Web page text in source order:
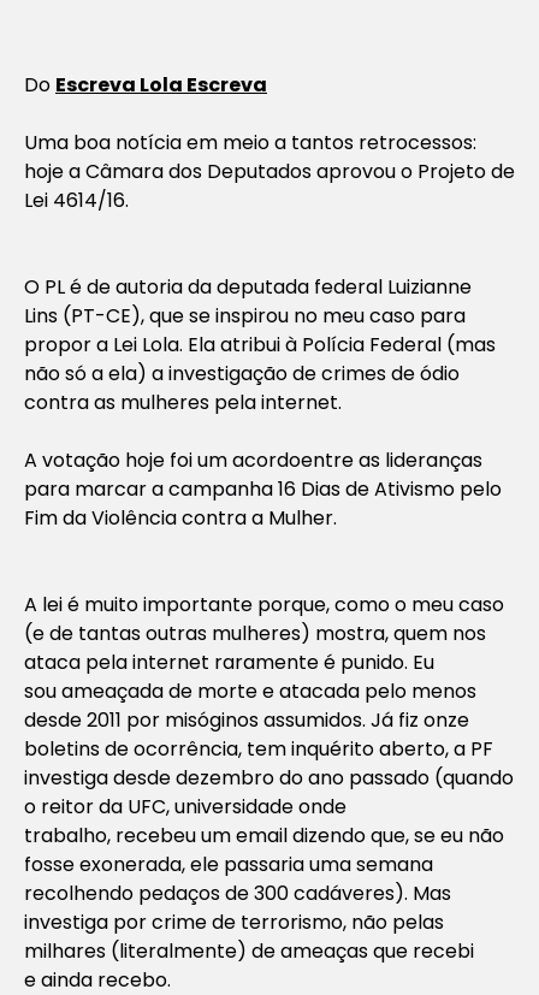
Do Escreva Lola Escreva
Uma boa notícia em meio a tantos retrocessos:
hoje a Câmara dos Deputados aprovou o Projeto de
Lei 4614/16.
O PL é de autoria da deputada federal Luizianne
Lins (PT-CE), que se inspirou no meu caso para
propor a Lei Lola. Ela atribui à Polícia Federal (mas
não só a ela) a investigação de crimes de ódio
contra as mulheres pela internet.
A votação hoje foi um acordoentre as lideranças
para marcar a campanha 16 Dias de Ativismo pelo
Fim da Violência contra a Mulher.
A lei é muito importante porque, como o meu caso
(e de tantas outras mulheres) mostra, quem nos
ataca pela internet raramente é punido. Eu
sou ameaçada de morte e atacada pelo menos
desde 2011 por misóginos assumidos. Já fiz onze
boletins de ocorrência, tem inquérito aberto, a PF
investiga desde dezembro do ano passado (quando
o reitor da UFC, universidade onde
trabalho, recebeu um email dizendo que, se eu não
fosse exonerada, ele passaria uma semana
recolhendo pedaços de 300 cadáveres). Mas
investiga por crime de terrorismo, não pelas
milhares (literalmente) de ameaças que recebi
e ainda recebo.